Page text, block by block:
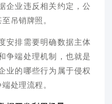
企业违反相关约定，公
吊销牌照。
安排需要明确数据主体
争端处理机制，也就是
业的哪些行为属于侵权
处理流程。